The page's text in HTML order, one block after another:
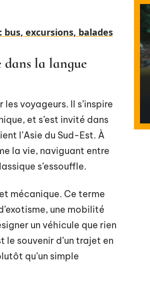
excursions, balades
la langue
voyageurs. Il s’inspire
et s’est invité dans
l’Asie du Sud-Est. À
la vie, naviguant entre
s’essouffle.
mécanique. Ce terme
une mobilité
un véhicule que rien
souvenir d’un trajet en
qu’un simple